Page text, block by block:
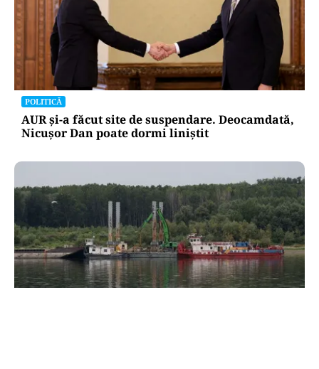
POLITICĂ
AUR și-a făcut site de suspendare. Deocamdată,
Nicușor Dan poate dormi liniștit